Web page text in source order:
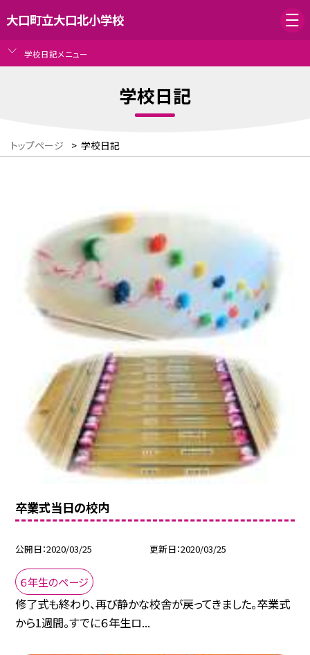
大口町立大口北小学校
学校日記メニュー
学校日記
トップページ > 学校日記
卒業式当日の校内
公開日 2020/03/25 更新日 2020/03/25
６年生のページ
修了式も終わり、再び静かな校舎が戻ってきました。卒業式
から1週間。すでに６年生ロ...